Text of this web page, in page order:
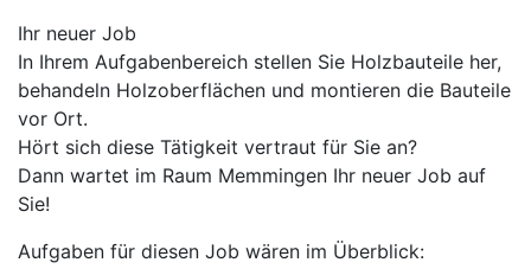
Ihr neuer Job
In Ihrem Aufgabenbereich stellen Sie Holzbauteile her,
behandeln Holzoberflächen und montieren die Bauteile
vor Ort.
Hört sich diese Tätigkeit vertraut für Sie an?
Dann wartet im Raum Memmingen Ihr neuer Job auf
Sie!
Aufgaben für diesen Job wären im Überblick: